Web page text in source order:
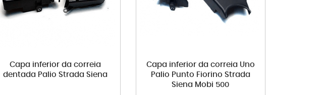
Capa inferior da correia
dentada Palio Strada Siena
Capa inferior da correia Uno
Palio Punto Fiorino Strada
Siena Mobi 500